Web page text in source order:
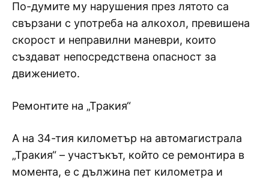
По-думите му нарушения през лятото са
свързани с употреба на алкохол, превишена
скорост и неправилни маневри, които
създават непосредствена опасност за
движението.
Ремонтите на „Тракия“
А на 34-тия километър на автомагистрала
„Тракия“ – участъкът, който се ремонтира в
момента, е с дължина пет километра и